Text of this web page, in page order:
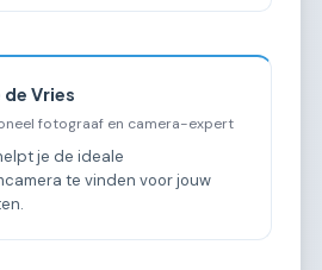
de Vries
fotograaf en camera-expert
je de ideale
te vinden voor jouw